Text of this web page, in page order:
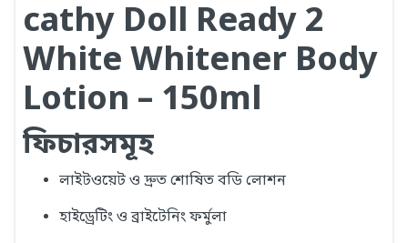
cathy Doll Ready 2
White Whitener Body
Lotion – 150ml
ফিচারসমূহ
লাইটওয়েট ও দ্রুত শোষিত বডি লোশন
হাইড্রেটিং ও ব্রাইটেনিং ফর্মুলা